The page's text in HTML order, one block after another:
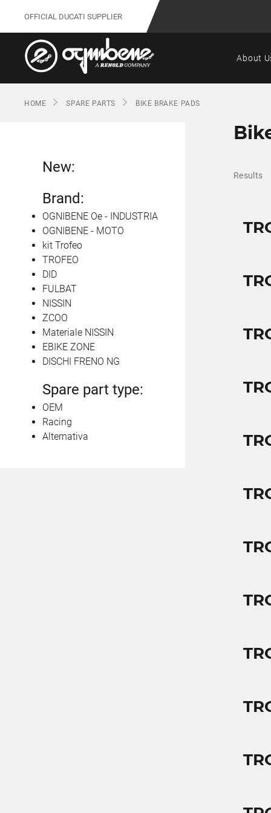
OFFICIAL DUCATI SUPPLIER
About
HOME SPARE PARTS BIKE BRAKE PADS
Results
New:
Brand:
OGNIBENE Oe - INDUSTRIA
OGNIBENE - MOTO
kit Trofeo
TROFEO
DID
FULBAT
NISSIN
ZCOO
Materiale NISSIN
EBIKE ZONE
DISCHI FRENO NG
Spare part type:
OEM
Racing
Alternativa